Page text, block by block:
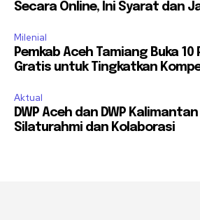
Secara Online, Ini Syarat dan
Milenial
Pemkab Aceh Tamiang Buka
Gratis untuk Tingkatkan
Aktual
DWP Aceh dan DWP
Silaturahmi dan Kolaborasi